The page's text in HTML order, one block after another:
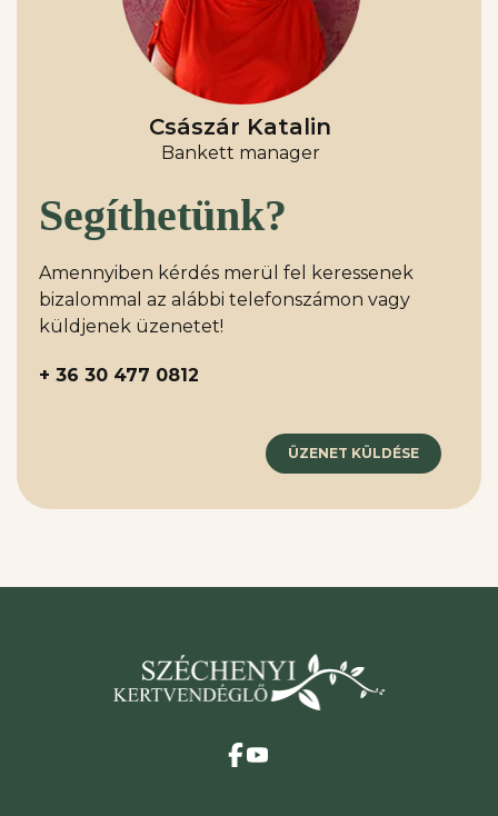
Császár Katalin
Bankett manager
Segíthetünk?
Amennyiben kérdés merül fel keressenek
bizalommal az alábbi telefonszámon vagy
küldjenek üzenetet!
+ 36 30 477 0812
ÜZENET KÜLDÉSE